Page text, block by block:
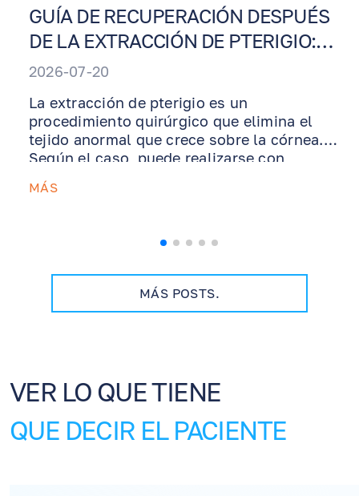
MÁS POSTS.
GUÍA DE RECUPERACIÓN DESPUÉS
DE LA EXTRACCIÓN DE PTERIGIO:
INSTRUCCIONES DE CUIDADO
2026-07-20
La extracción de pterigio es un
procedimiento quirúrgico que elimina el
tejido anormal que crece sobre la córnea.
Según el caso, puede realizarse con
autoinjerto conjuntival o injerto de
membrana amniótica para apoyar la
después de la cirugía, cómo usar los
protección UV es esencial, cómo el manejo
MÁS
VER LO QUE TIENE
QUE DECIR EL PACIENTE